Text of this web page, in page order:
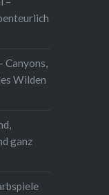
Canyons,
Wilden
ganz